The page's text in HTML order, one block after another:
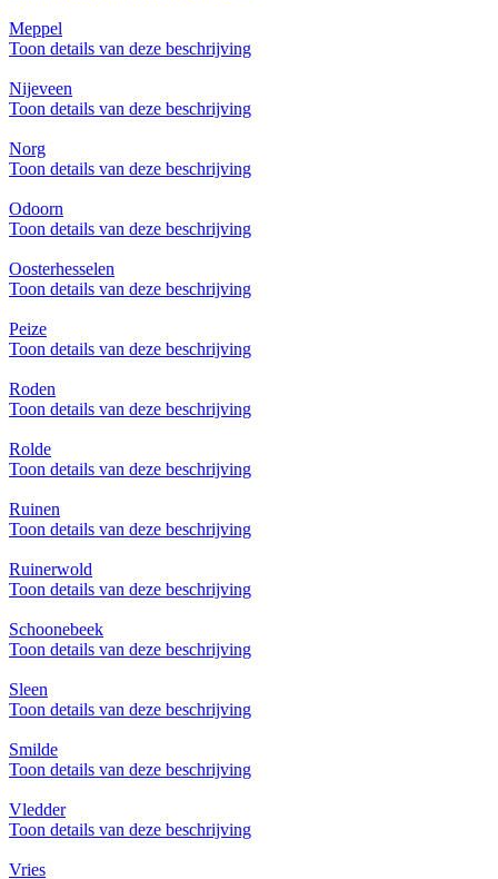
Meppel
Toon details van deze beschrijving
Nijeveen
Toon details van deze beschrijving
Norg
Toon details van deze beschrijving
Odoorn
Toon details van deze beschrijving
Oosterhesselen
Toon details van deze beschrijving
Peize
Toon details van deze beschrijving
Roden
Toon details van deze beschrijving
Rolde
Toon details van deze beschrijving
Ruinen
Toon details van deze beschrijving
Ruinerwold
Toon details van deze beschrijving
Schoonebeek
Toon details van deze beschrijving
Sleen
Toon details van deze beschrijving
Smilde
Toon details van deze beschrijving
Vledder
Toon details van deze beschrijving
Vries